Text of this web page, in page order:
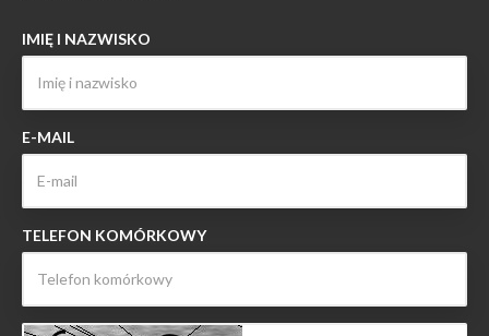
IMIĘ I NAZWISKO
E-MAIL
TELEFON KOMÓRKOWY